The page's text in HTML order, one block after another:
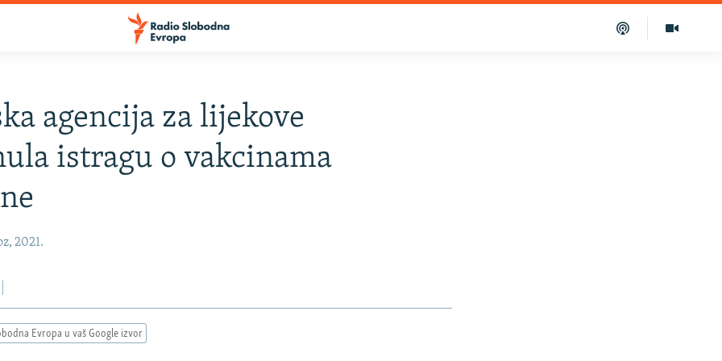
agencija za lijekove
istragu o vakcinama
2021.
Evropa u vaš Google izvor